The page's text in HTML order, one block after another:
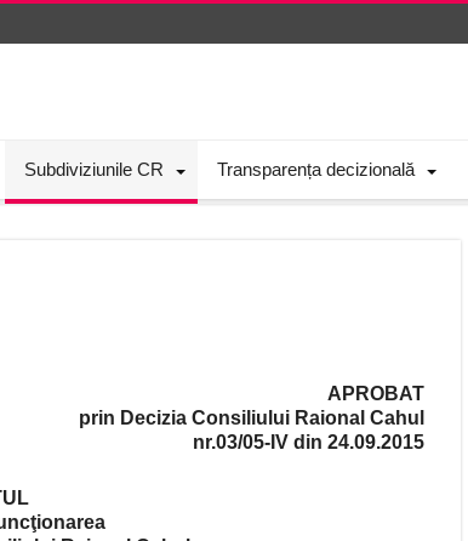
Subdiviziunile CR Transparența decizională
APROBAT
prin Decizia Consiliului Raional Cahul
nr.03/05-IV din 24.09.2015